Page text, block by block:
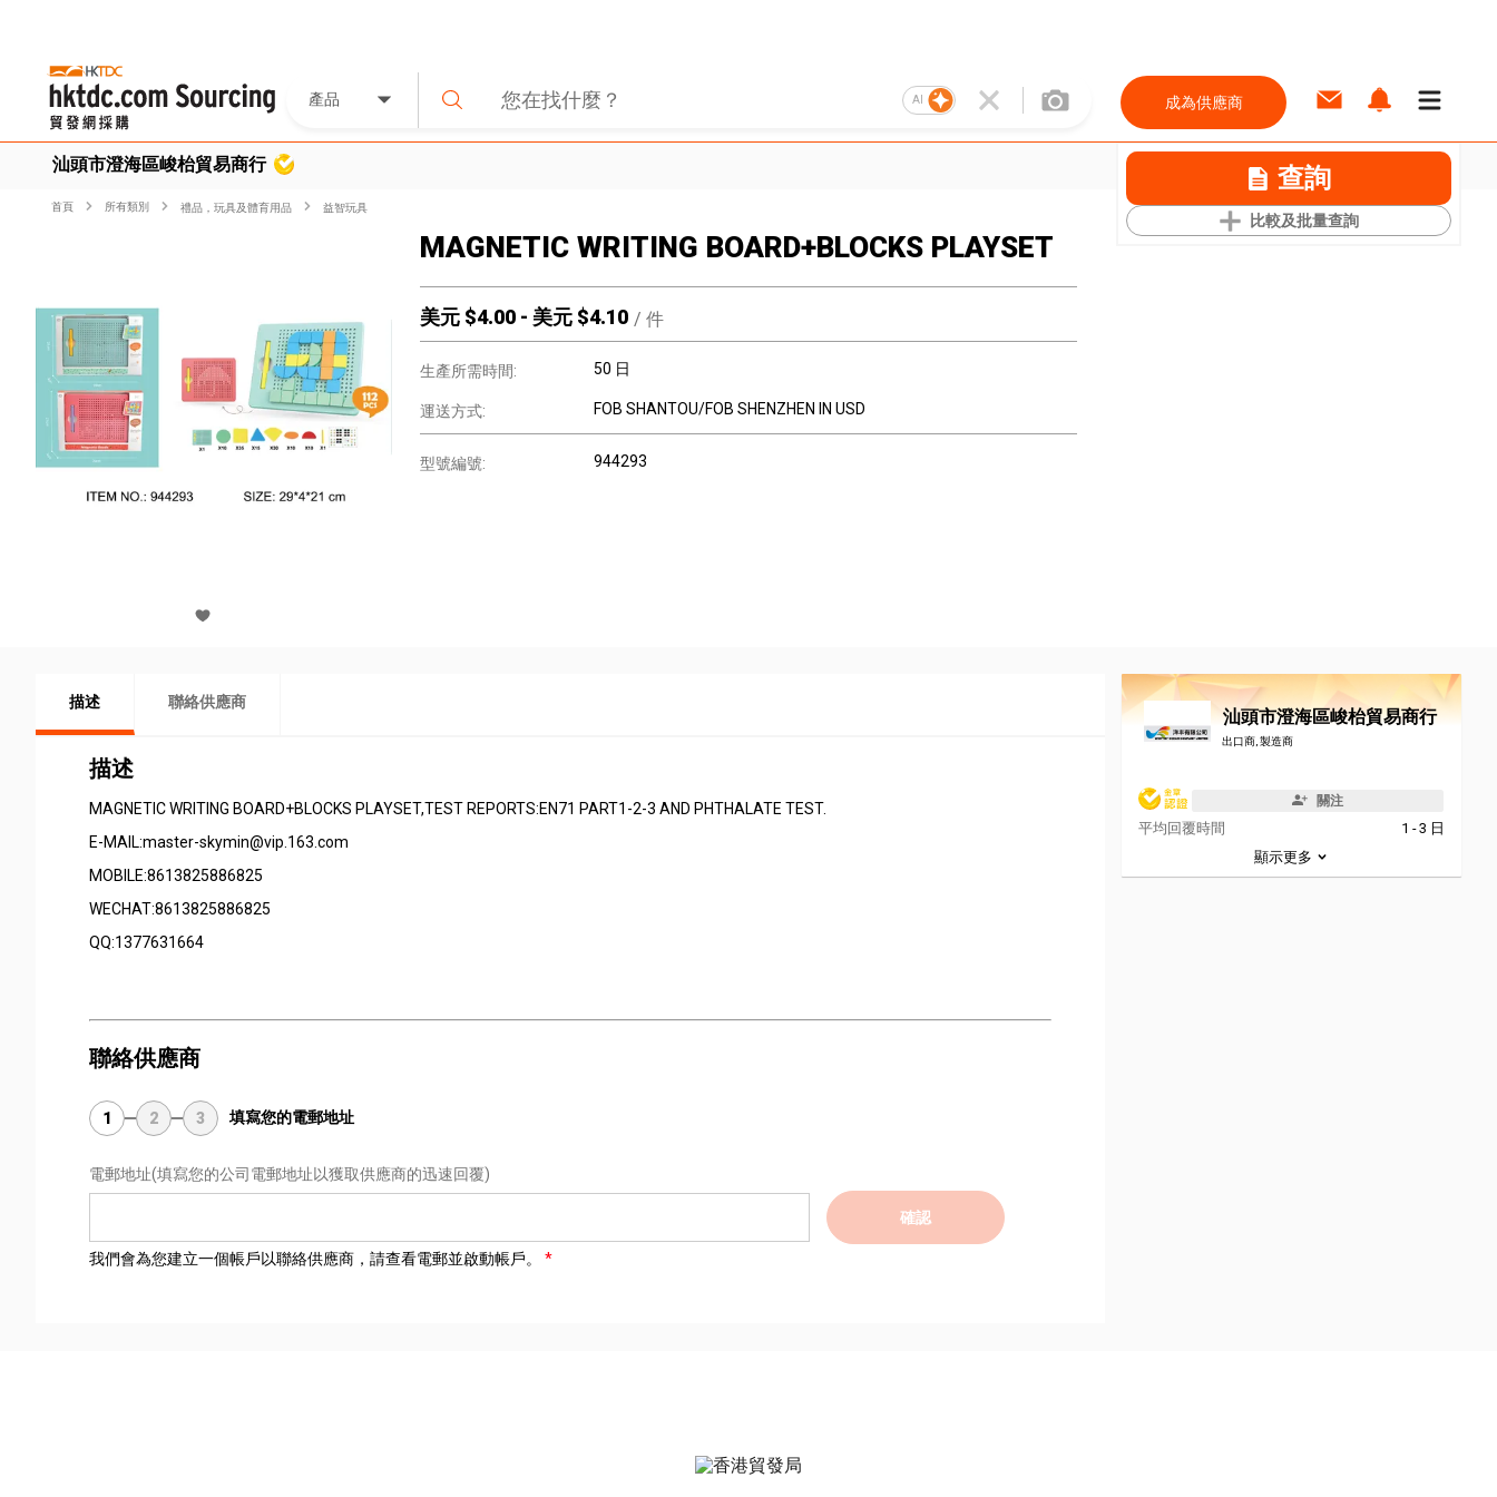
產品 AI 成為供應商
汕頭市澄海區峻枱貿易商行 查詢
比較及批量查詢
首頁 所有類別 禮品，玩具及體育用品 益智玩具
MAGNETIC WRITING BOARD+BLOCKS PLAYSET
美元 $4.00 - 美元 $4.10 / 件
生產所需時間: 50 日
運送方式: FOB SHANTOU/FOB SHENZHEN IN USD
型號編號: 944293
描述 聯絡供應商
描述
MAGNETIC WRITING BOARD+BLOCKS PLAYSET,TEST REPORTS:EN71 PART1-2-3 AND PHTHALATE TEST.
E-MAIL:master-skymin@vip.163.com
MOBILE:8613825886825
WECHAT:8613825886825
QQ:1377631664
聯絡供應商
1 2 3 填寫您的電郵地址
電郵地址(填寫您的公司電郵地址以獲取供應商的迅速回覆)
確認
我們會為您建立一個帳戶以聯絡供應商，請查看電郵並啟動帳戶。
汕頭市澄海區峻枱貿易商行
出口商, 製造商
關注
平均回覆時間
1 - 3 日
顯示更多